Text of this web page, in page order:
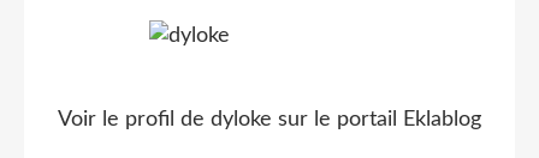
Voir le profil de dyloke sur le portail Eklablog